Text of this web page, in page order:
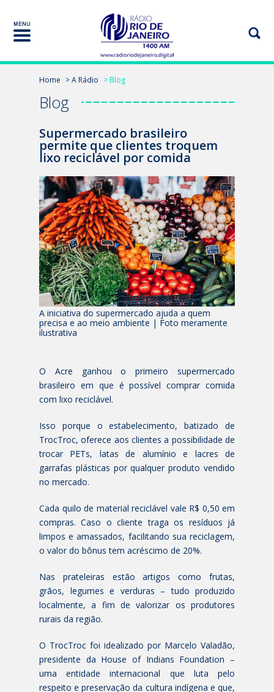
Home > A Rádio > Blog
Blog
Supermercado brasileiro
permite que clientes troquem
lixo reciclável por comida
A iniciativa do supermercado ajuda a quem
precisa e ao meio ambiente | Foto meramente
ilustrativa
O Acre ganhou o primeiro supermercado
brasileiro em que é possível comprar comida
com lixo reciclável.
Isso porque o estabelecimento, batizado de
TrocTroc, oferece aos clientes a possibilidade de
trocar PETs, latas de alumínio e lacres de
garrafas plásticas por qualquer produto vendido
no mercado.
Cada quilo de material reciclável vale R$ 0,50 em
compras. Caso o cliente traga os resíduos já
limpos e amassados, facilitando sua reciclagem,
o valor do bônus tem acréscimo de 20%.
Nas prateleiras estão artigos como frutas,
grãos, legumes e verduras – tudo produzido
localmente, a fim de valorizar os produtores
rurais da região.
O TrocTroc foi idealizado por Marcelo Valadão,
presidente da House of Indians Foundation –
uma entidade internacional que luta pelo
respeito e preservação da cultura indígena e que,